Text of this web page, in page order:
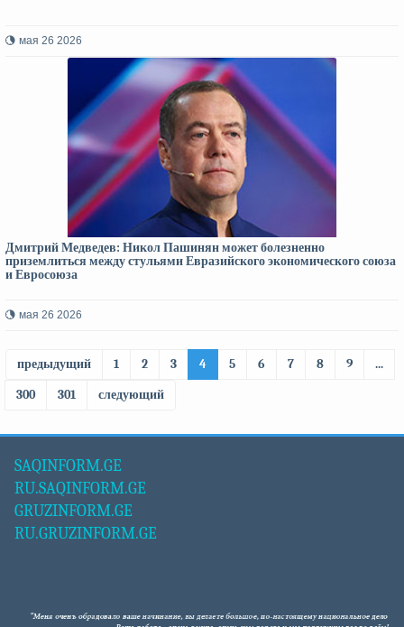
мая 26 2026
Дмитрий Медведев: Никол Пашинян может болезненно
приземлиться между стульями Евразийского экономического союза
и Евросоюза
мая 26 2026
предыдущий 1 2 3 4 5 6 7 8 9
...
300
301 следующий
SAQINFORM.GE
RU.SAQINFORM.GE
GRUZINFORM.GE
RU.GRUZINFORM.GE